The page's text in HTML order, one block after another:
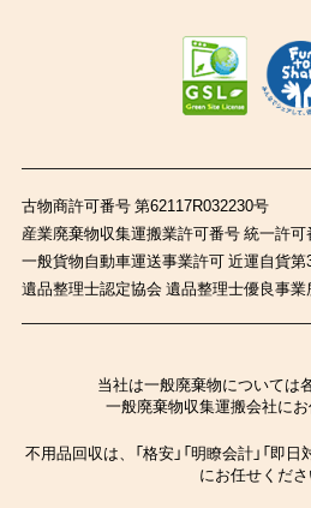
古物商許可番号 第62117R032230号
産業廃棄物収集運搬業許可番号 統一許
一般貨物自動車運送事業許可 近運自貨第
遺品整理士認定協会 遺品整理士優良事業
当社は一般廃棄物については
一般廃棄物収集運搬会社に
不用品回収は、「格安」「明瞭会計」「即
にお任せくださ